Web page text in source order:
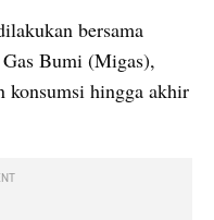
bersama
Bumi (Migas),
konsumsi hingga akhir